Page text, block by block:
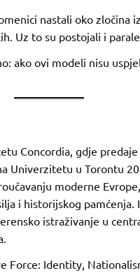
nastali oko zločina
Uz to su postojali i
ako ovi modeli nisu
Concordia, gdje
Univerzitetu u Torontu
moderne
i historijskog pamćenja.
istraživanje u
Force: Identity,